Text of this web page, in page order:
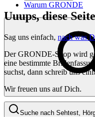
Warum GRONDE
Uuups, diese
Sag uns einfach, nach was
Der GRONDE-Shop wird
eine bestimmte
suchst, dann schreib uns
Wir freuen uns auf Dich.
Suche nach Sehtest,